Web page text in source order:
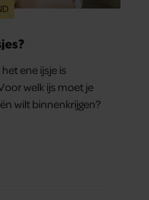
ene ijsje is
welk ijs moet je
wilt binnenkrijgen?